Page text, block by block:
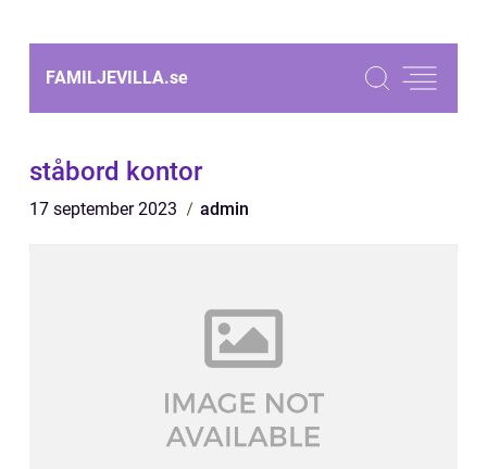
FAMILJEVILLA.se
ståbord kontor
17 september 2023 admin